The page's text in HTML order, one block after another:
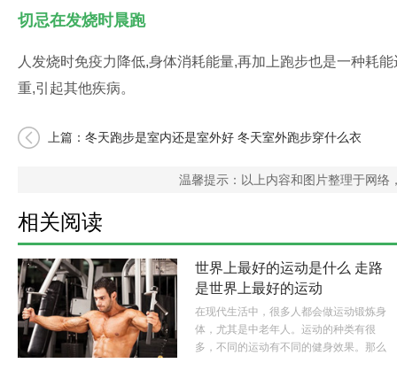
切忌在发烧时晨跑
人发烧时免疫力降低,身体消耗能量,再加上跑步也是一种耗
重,引起其他疾病。
上篇： 冬天跑步是室内还是室外好 冬天室外跑步穿什么衣
温馨提示：以上内容和图片整理于网
相关阅读
世界上最好的运动是什么 走路
是世界上最好的运动
在现代生活中，很多人都会做运动锻炼身
体，尤其是中老年人。运动的种类有很
多，不同的运动有不同的健身效果。那么